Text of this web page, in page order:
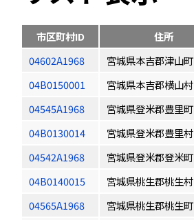
市区町村ID 住所
04602A1968
宮城県本吉郡津山町
04B0150001
宮城県本吉郡横山村
04545A1968
宮城県登米郡豊里町
04B0130014
宮城県登米郡豊里村
04542A1968
宮城県登米郡登米町
04B0140015
宮城県桃生郡桃生村
04565A1968
宮城県桃生郡桃生町